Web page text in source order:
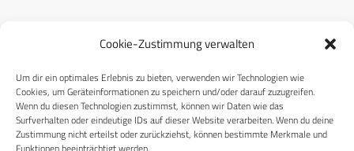
Cookie-Zustimmung verwalten
Um dir ein optimales Erlebnis zu bieten, verwenden wir Technologien wie
Cookies, um Geräteinformationen zu speichern und/oder darauf zuzugreifen.
Wenn du diesen Technologien zustimmst, können wir Daten wie das
Surfverhalten oder eindeutige IDs auf dieser Website verarbeiten. Wenn du deine
Zustimmung nicht erteilst oder zurückziehst, können bestimmte Merkmale und
RECHTLICHES
Datenschutzerklärung